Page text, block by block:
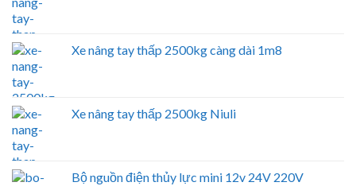
Xe nâng tay thấp 2500kg càng dài 1m8
Xe nâng tay thấp 2500kg Niuli
Bộ nguồn điện thủy lực mini 12v 24V 220V